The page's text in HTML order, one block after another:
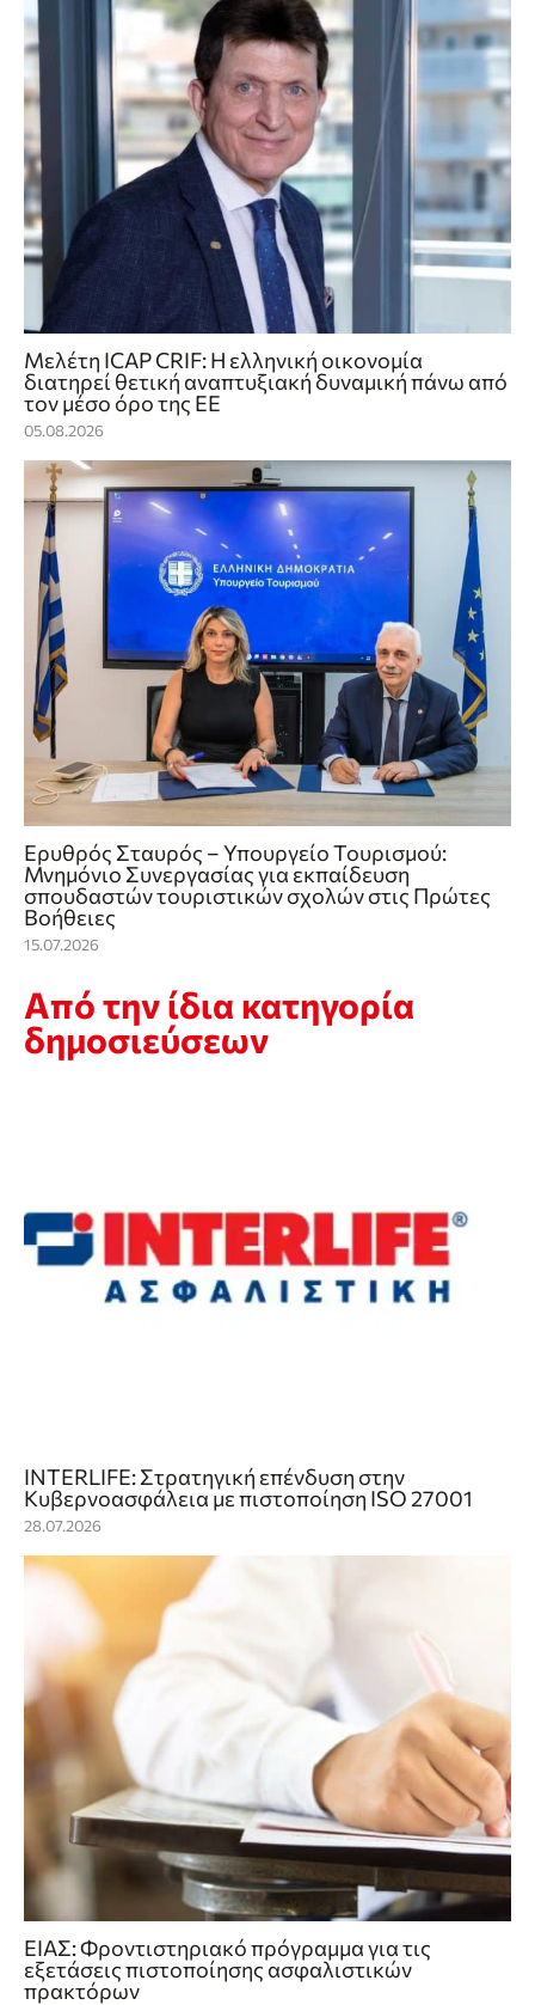
Μελέτη ICAP CRIF: Η ελληνική οικονομία
διατηρεί θετική αναπτυξιακή δυναμική πάνω από
τον μέσο όρο της ΕΕ
05.08.2026
Ερυθρός Σταυρός – Υπουργείο Τουρισμού:
Μνημόνιο Συνεργασίας για εκπαίδευση
σπουδαστών τουριστικών σχολών στις Πρώτες
Βοήθειες
15.07.2026
Από την ίδια κατηγορία
δημοσιεύσεων
INTERLIFE: Στρατηγική επένδυση στην
Κυβερνοασφάλεια με πιστοποίηση ISO 27001
28.07.2026
ΕΙΑΣ: Φροντιστηριακό πρόγραμμα για τις
εξετάσεις πιστοποίησης ασφαλιστικών
πρακτόρων